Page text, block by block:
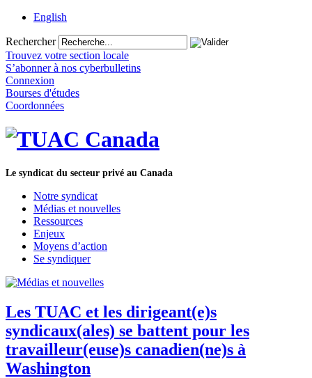
English
Rechercher
Trouvez votre section locale
S’abonner à nos cyberbulletins
Connexion
Bourses d'études
Coordonnées
Le syndicat du secteur privé au Canada
Notre syndicat
Médias et nouvelles
Ressources
Enjeux
Moyens d’action
Se syndiquer
Les TUAC et les dirigeant(e)s
syndicaux(ales) se battent pour les
travailleur(euse)s canadien(ne)s à
Washington